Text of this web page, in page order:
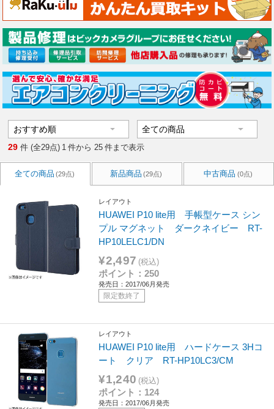
29 件 (全29点) 1 件から 25 件まで表示
全ての商品 (29点) 新品商品 (29点) 中古商品 (0点)
レイアウト
HUAWEI P10 lite用 手帳型ケース シン
プル マグネット ダークネイビー RT-
HP10LELC1/DN
¥2,497 (税込)
ポイント：250
発売日：2017/06月発売
限定数終了
レイアウト
HUAWEI P10 lite用 ハードケース 3Hコ
ート クリア RT-HP10LC3/CM
¥1,240 (税込)
ポイント：124
発売日：2017/06月発売